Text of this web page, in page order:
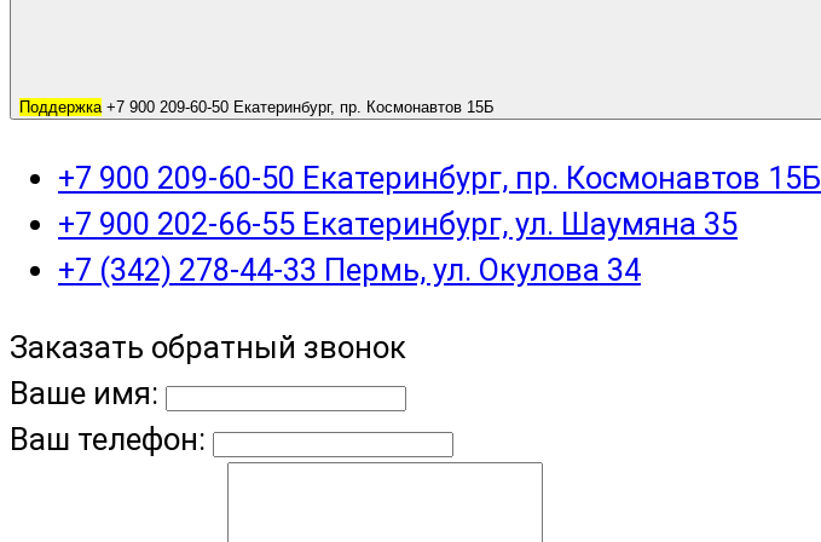
Поддержка +7 900 209-60-50 Екатеринбург, пр. Космонавтов 15Б
+7 900 209-60-50 Екатеринбург, пр. Космонавтов 15Б
+7 900 202-66-55 Екатеринбург, ул. Шаумяна 35
+7 (342) 278-44-33 Пермь, ул. Окулова 34
Заказать обратный звонок
Ваше имя:
Ваш телефон: